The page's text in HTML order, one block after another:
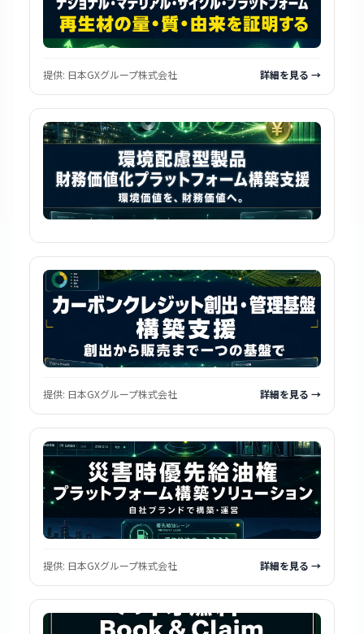
提供: 日本GXグループ株式会社 詳細を見る →
提供: 日本GXグループ株式会社 詳細を見る →
提供: 日本GXグループ株式会社 詳細を見る →